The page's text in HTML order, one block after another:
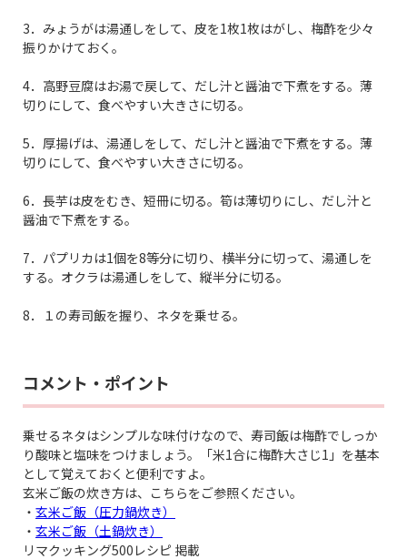
3．みょうがは湯通しをして、皮を1枚1枚はがし、梅酢を少々
振りかけておく。
4．高野豆腐はお湯で戻して、だし汁と醤油で下煮をする。薄
切りにして、食べやすい大きさに切る。
5．厚揚げは、湯通しをして、だし汁と醤油で下煮をする。薄
切りにして、食べやすい大きさに切る。
6．長芋は皮をむき、短冊に切る。筍は薄切りにし、だし汁と
醤油で下煮をする。
7．パプリカは1個を8等分に切り、横半分に切って、湯通しを
する。オクラは湯通しをして、縦半分に切る。
8．１の寿司飯を握り、ネタを乗せる。
コメント・ポイント
乗せるネタはシンプルな味付けなので、寿司飯は梅酢でしっか
り酸味と塩味をつけましょう。「米1合に梅酢大さじ1」を基本
として覚えておくと便利ですよ。
玄米ご飯の炊き方は、こちらをご参照ください。
・ 玄米ご飯（圧力鍋炊き）
・ 玄米ご飯（土鍋炊き）
リマクッキング500レシピ 掲載